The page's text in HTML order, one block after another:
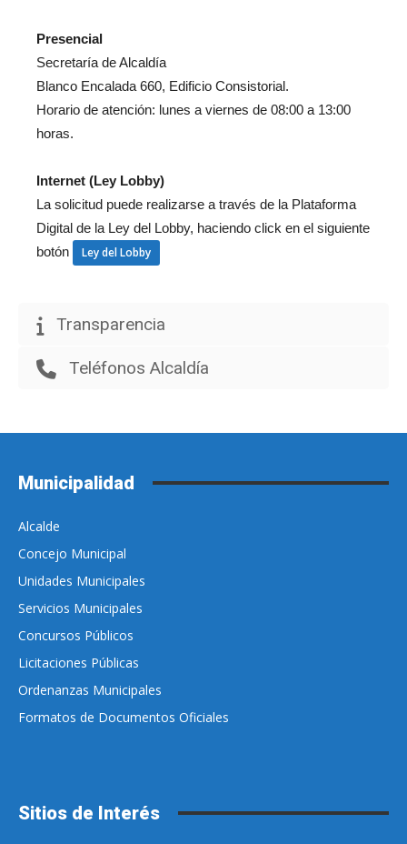
Presencial
Secretaría de Alcaldía
Blanco Encalada 660, Edificio Consistorial.
Horario de atención: lunes a viernes de 08:00 a 13:00
horas.
Internet (Ley Lobby)
La solicitud puede realizarse a través de la Plataforma
Digital de la Ley del Lobby, haciendo click en el siguiente
botón
Ley del Lobby
Transparencia
Teléfonos Alcaldía
Municipalidad
Alcalde
Concejo Municipal
Unidades Municipales
Servicios Municipales
Concursos Públicos
Licitaciones Públicas
Ordenanzas Municipales
Formatos de Documentos Oficiales
Sitios de Interés